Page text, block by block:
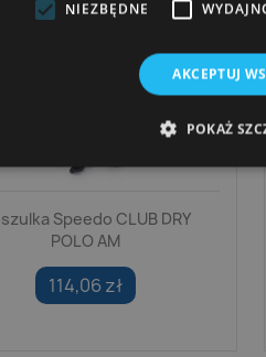
Speedo CLUB DRY
POLO AM
114,06 zł
NIEZBĘDNE
AKCEPTUJ
POKAŻ